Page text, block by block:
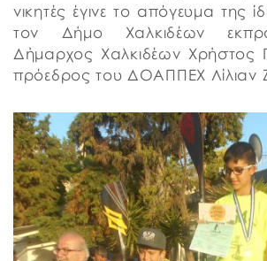
νικητές έγινε το απόγευμα της
τον Δήμο Χαλκιδέων
Δήμαρχος Χαλκιδέων Χρήστος
πρόεδρος του ΔΟΑΠΠΕΧ Λίλιαν